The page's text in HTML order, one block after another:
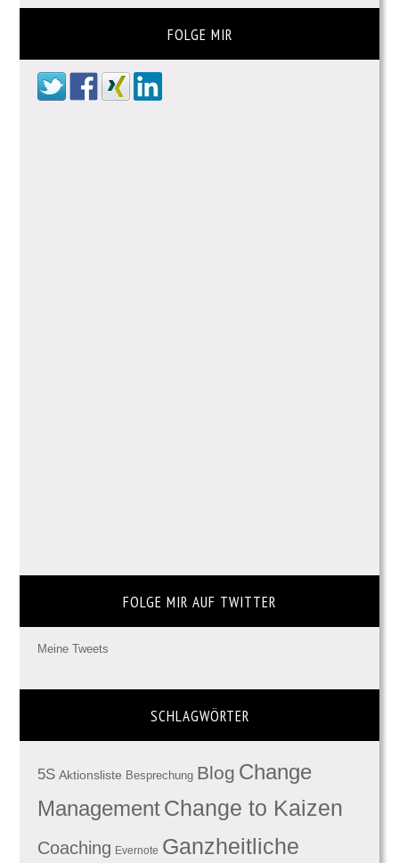
FOLGE MIR
FOLGE MIR AUF TWITTER
Meine Tweets
SCHLAGWÖRTER
5S Aktionsliste Besprechung Blog Change
ManagementChange to Kaizen
Coaching Evernote Ganzheitliche